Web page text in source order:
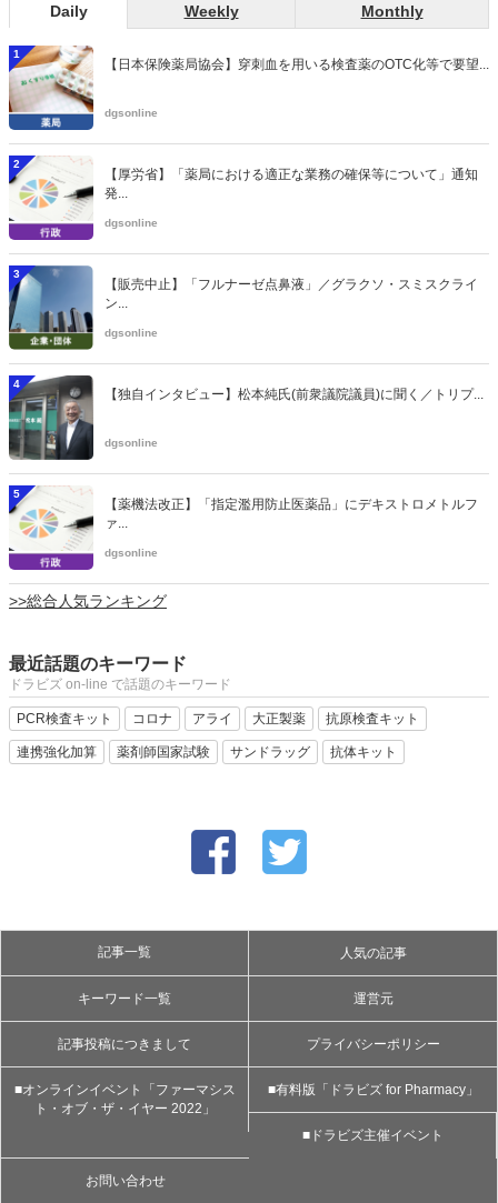
Daily Weekly Monthly
1
【日本保険薬局協会】穿刺血を用いる検査薬のOTC化等で要望...
dgsonline
2
【厚労省】「薬局における適正な業務の確保等について」通知
発...
dgsonline
3
【販売中止】「フルナーゼ点鼻液」／グラクソ・スミスクライ
ン...
dgsonline
4
【独自インタビュー】松本純氏(前衆議院議員)に聞く／トリプ...
dgsonline
5
【薬機法改正】「指定濫用防止医薬品」にデキストロメトルフ
ァ...
dgsonline
>>総合人気ランキング
最近話題のキーワード
ドラビズ on-line で話題のキーワード
PCR検査キット コロナ アライ 大正製薬 抗原検査キット
連携強化加算 薬剤師国家試験 サンドラッグ 抗体キット
記事一覧 人気の記事
キーワード一覧 運営元
記事投稿につきまして プライバシーポリシー
■オンラインイベント「ファーマシス
ト・オブ・ザ・イヤー 2022」
■有料版「ドラビズ for Pharmacy」
■ドラビズ主催イベント
お問い合わせ